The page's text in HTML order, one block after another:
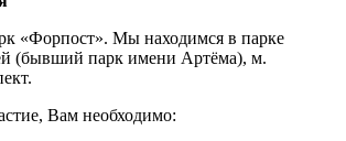
«Форпост». Мы находимся в парке
(бывший парк имени Артёма), м.
Вам необходимо: